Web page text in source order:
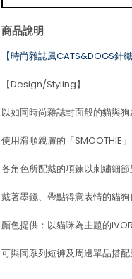
商品說明
【時尚雜誌風CATS&DOGS針織
【Design/Styling】
以如同時尚雜誌封面般的貓與
使用滑順親膚的「SMOOTHIE
各角色所配戴的項鍊以刺繡細節
戴著墨鏡、帶點得意表情的貓狗
顏色提供：以貓咪為主題的
可與同系列短褲及周邊單品搭配